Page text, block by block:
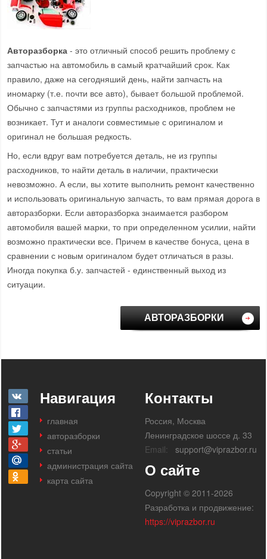
Авторазборка - это отличный способ решить проблему с
запчастью на автомобиль в самый кратчайший срок. Как
правило, даже на сегодняший день, найти запчасть на
иномарку (т.е. почти все авто), бывает большой проблемой.
Обычно с запчастями из группы расходников, проблем не
возникает. Тут и аналоги совместимые с оригиналом и
оригинал не большая редкость.
Но, если вдруг вам потребуется деталь, не из группы
расходников, то найти деталь в наличии, практически
невозможно. А если, вы хотите выполнить ремонт качественно
и использовать оригинальную запчасть, то вам прямая дорога в
авторазборки. Если авторазборка знаимается разбором
автомобиля вашей марки, то при определенном усилии, найти
возможно практически все. Причем в качестве бонуса, цена в
сравнении с новым оригиналом будет отличаться в разы.
Иногда покупка б.у. запчастей - единственный выход из
ситуации.
АВТОРАЗБОРКИ
Навигация
главная
авторазборки
статьи
администрация сайта
карта сайта
Контакты
Россия, Москва
Ленинградское шоссе д. 33
Email:
support@viprazbor.ru
О сайте
Copyright © 2011-2026
Разработка и продвижение:
https://viprazbor.ru